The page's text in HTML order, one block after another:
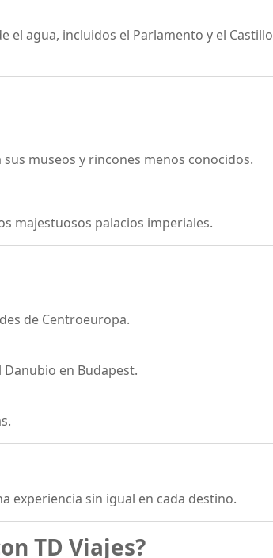
el agua, incluidos el Parlamento y el
museos y rincones menos conocidos.
majestuosos palacios imperiales.
de Centroeuropa.
Danubio en Budapest.
experiencia sin igual en cada destino.
TD Viajes?